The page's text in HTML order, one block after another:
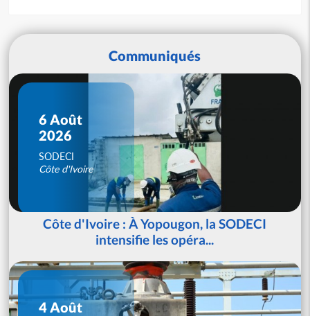
Communiqués
6 Août
2026
SODECI
Côte d'Ivoire
Côte d'Ivoire : À Yopougon, la SODECI
intensifie les opéra...
4 Août